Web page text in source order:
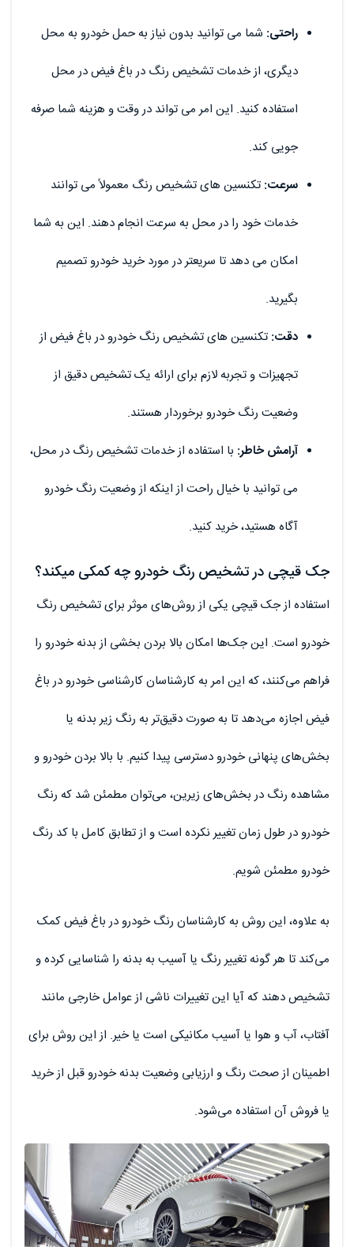
راحتی: شما می توانید بدون نیاز به حمل خودرو به محل
دیگری، از خدمات تشخیص رنگ در باغ فیض در محل
استفاده کنید. این امر می تواند در وقت و هزینه شما صرفه
جویی کند.
سرعت: تکنسین های تشخیص رنگ معمولاً می توانند
خدمات خود را در محل به سرعت انجام دهند. این به شما
امکان می دهد تا سریعتر در مورد خرید خودرو تصمیم
بگیرید.
دقت: تکنسین های تشخیص رنگ خودرو در باغ فیض از
تجهیزات و تجربه لازم برای ارائه یک تشخیص دقیق از
وضعیت رنگ خودرو برخوردار هستند.
آرامش خاطر: با استفاده از خدمات تشخیص رنگ در محل،
می توانید با خیال راحت از اینکه از وضعیت رنگ خودرو
آگاه هستید، خرید کنید.
جک قیچی در تشخیص رنگ خودرو چه کمکی میکند؟
استفاده از جک قیچی یکی از روش‌های موثر برای تشخیص رنگ
خودرو است. این جک‌ها امکان بالا بردن بخشی از بدنه خودرو را
فراهم می‌کنند، که این امر به کارشناسان کارشناسی خودرو در باغ
فیض اجازه می‌دهد تا به صورت دقیق‌تر به رنگ زیر بدنه یا
بخش‌های پنهانی خودرو دسترسی پیدا کنیم. با بالا بردن خودرو و
مشاهده رنگ در بخش‌های زیرین، می‌توان مطمئن شد که رنگ
خودرو در طول زمان تغییر نکرده است و از تطابق کامل با کد رنگ
خودرو مطمئن شویم.
به علاوه، این روش به کارشناسان رنگ خودرو در باغ فیض کمک
می‌کند تا هر گونه تغییر رنگ یا آسیب به بدنه را شناسایی کرده و
تشخیص دهند که آیا این تغییرات ناشی از عوامل خارجی مانند
آفتاب، آب و هوا یا آسیب مکانیکی است یا خیر. از این روش برای
اطمینان از صحت رنگ و ارزیابی وضعیت بدنه خودرو قبل از خرید
یا فروش آن استفاده می‌شود.